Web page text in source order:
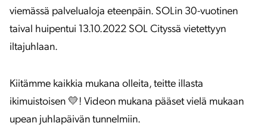
viemässä palvelualoja eteenpäin. SOLin 30-vuotinen
taival huipentui 13.10.2022 SOL Cityssä vietettyyn
iltajuhlaan.
Kiitämme kaikkia mukana olleita, teitte illasta
ikimuistoisen 💛! Videon mukana pääset vielä mukaan
upean juhlapäivän tunnelmiin.